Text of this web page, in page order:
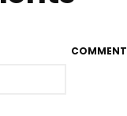
COMMENT